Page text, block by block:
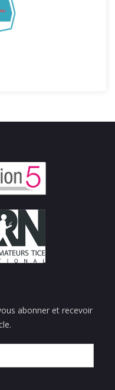
abonner et recevoir